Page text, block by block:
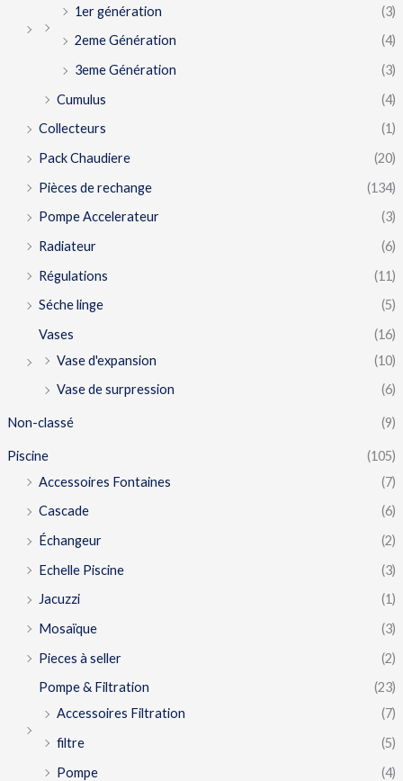
1er génération
(3)
2eme Génération
(4)
3eme Génération
(3)
Cumulus
(4)
Collecteurs
(1)
Pack Chaudiere
(20)
Pièces de rechange
(134)
Pompe Accelerateur
(3)
Radiateur
(6)
Régulations
(11)
Séche linge
(5)
Vases
(16)
Vase d'expansion
(10)
Vase de surpression
(6)
Non-classé (9)
Piscine
(105)
Accessoires Fontaines
(7)
Cascade
(6)
Échangeur
(2)
Echelle Piscine
(3)
Jacuzzi
(1)
Mosaïque
(3)
Pieces à seller
(2)
Pompe & Filtration
(23)
Accessoires Filtration
(7)
filtre
(5)
Pompe
(4)